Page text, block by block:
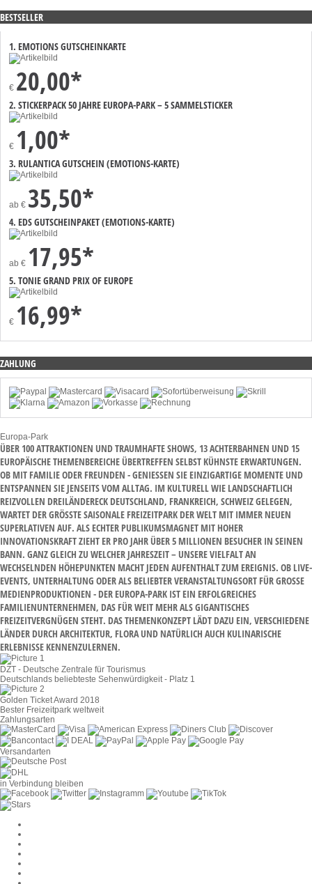
BESTSELLER
1. EMOTIONS GUTSCHEINKARTE
€ 20,00*
2. STICKERPACK 50 JAHRE EUROPA-PARK – 5 SAMMELSTICKER
€ 1,00*
3. RULANTICA GUTSCHEIN (EMOTIONS-KARTE)
ab € 35,50*
4. EDS GUTSCHEINPAKET (EMOTIONS-KARTE)
ab € 17,95*
5. TONIE GRAND PRIX OF EUROPE
€ 16,99*
ZAHLUNG
Europa-Park
ÜBER 100 ATTRAKTIONEN UND TRAUMHAFTE SHOWS, 13 ACHTERBAHNEN UND 15
EUROPÄISCHE THEMENBEREICHE ÜBERTREFFEN SELBST KÜHNSTE ERWARTUNGEN.
OB MIT FAMILIE ODER FREUNDEN - GENIESSEN SIE EINZIGARTIGE MOMENTE UND E
NTSPANNEN SIE JENSEITS VOM ALLTAG. IM KULTURELL WIE LANDSCHAFTLICH R
EIZVOLLEN DREILÄNDERECK DEUTSCHLAND, FRANKREICH, SCHWEIZ GELEGEN, W
ARTET DER GRÖSSTE SAISONALE FREIZEITPARK DER WELT MIT IMMER NEUEN SU
PERLATIVEN AUF. ALS ECHTER PUBLIKUMSMAGNET MIT HOHER IN
NOVATIONSKRAFT ZIEHT ER PRO JAHR ÜBER 5 MILLIONEN BESUCHER IN SEINEN BA
NN. GANZ GLEICH ZU WELCHER JAHRESZEIT – UNSERE VIELFALT AN WE
CHSELNDEN HÖHEPUNKTEN MACHT JEDEN AUFENTHALT ZUM EREIGNIS. OB LIVE-EV
ENTS, UNTERHALTUNG ODER ALS BELIEBTER VERANSTALTUNGSORT FÜR GROSSE MED
IENPRODUKTIONEN - DER EUROPA-PARK IST EIN ERFOLGREICHES FAM
ILIENUNTERNEHMEN, DAS FÜR WEIT MEHR ALS GIGANTISCHES FRE
IZEITVERGNÜGEN STEHT. DAS THEMENKONZEPT LÄDT DAZU EIN, VERSCHIEDENE LÄN
DER DURCH ARCHITEKTUR, FLORA UND NATÜRLICH AUCH KULINARISCHE ERL
EBNISSE KENNENZULERNEN.
DZT - Deutsche Zentrale für Tourismus
Deutschlands beliebteste Sehenwürdigkeit - Platz 1
Golden Ticket Award 2018
Bester Freizeitpark weltweit
Zahlungsarten
Versandarten
in Verbindung bleiben